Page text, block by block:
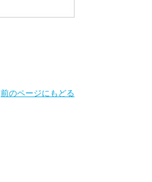
前のページにもどる